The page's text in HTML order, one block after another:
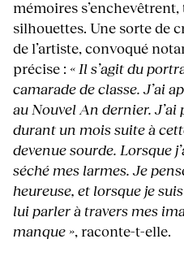
mémoires
silhouettes. Une sorte de
de l’artiste, convoqué
précise : « Il s’agit du
camarade de classe. J’ai
au Nouvel An dernier.
durant un mois suite à
devenue sourde. Lorsque
séché mes larmes. Je
heureuse, et lorsque je
lui parler à travers mes
manque », raconte-t-elle.